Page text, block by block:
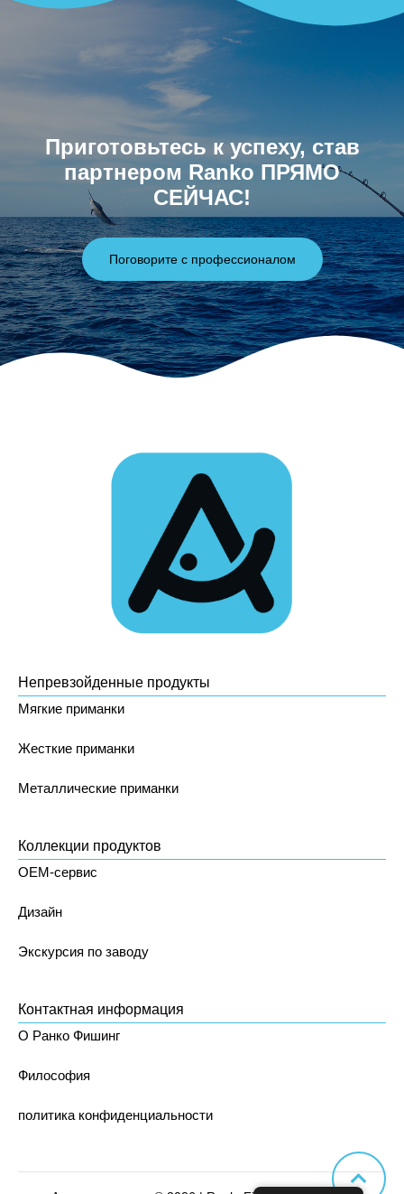
Приготовьтесь к успеху, став
партнером Ranko ПРЯМО
СЕЙЧАС!
Поговорите с профессионалом
Непревзойденные продукты
Мягкие приманки
Жесткие приманки
Металлические приманки
Коллекции продуктов
OEM-сервис
Дизайн
Экскурсия по заводу
Контактная информация
О Ранко Фишинг
Философия
политика конфиденциальности